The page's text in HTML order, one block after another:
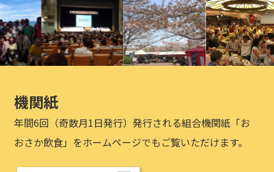
機関紙
年間6回（奇数月1日発行）発行される組合機関紙「お
おさか飲食」をホームページでもご覧いただけます。